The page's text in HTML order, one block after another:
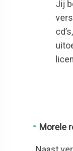
Jij
Morele